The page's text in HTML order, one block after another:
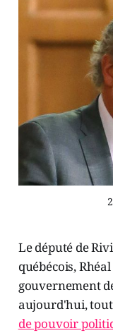
Le député de
québécois,
gouvernement
aujourd'hui,
de pouvoir